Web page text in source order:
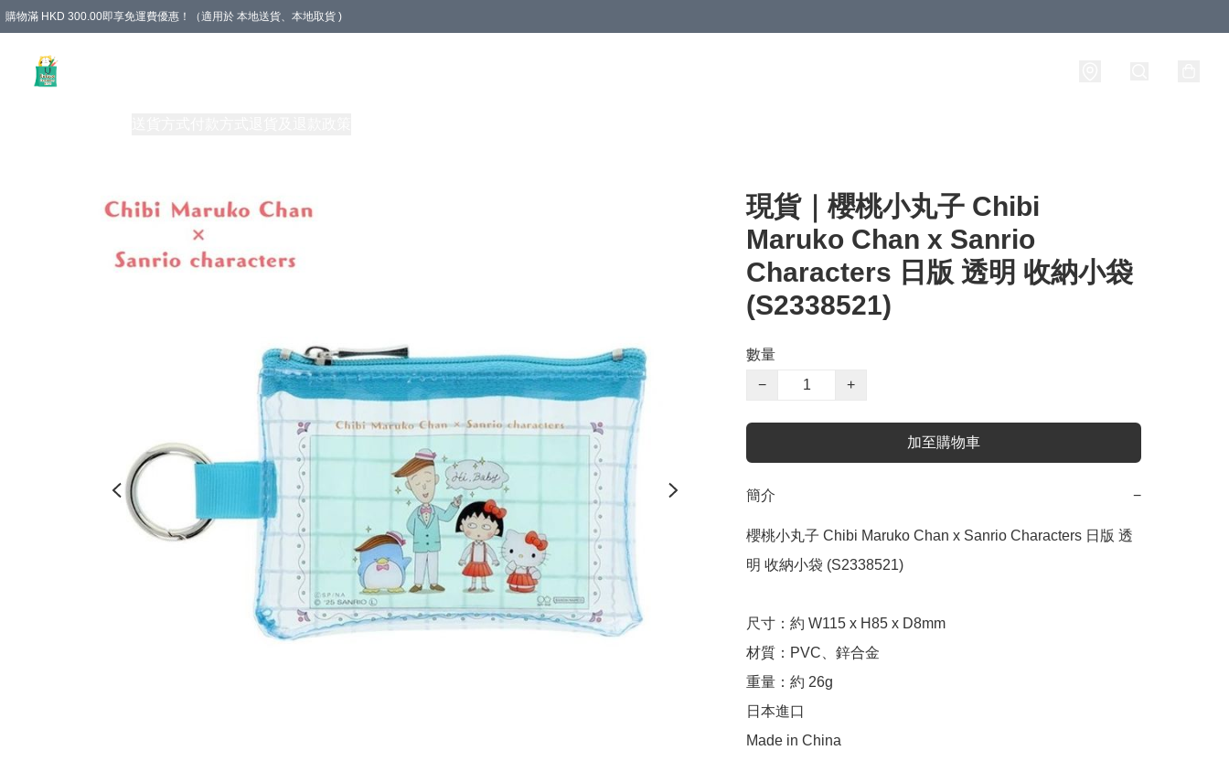
購物滿 HKD 300.00即享免運費優惠！（適用於 本地送貨、本地取貨 )
現貨｜櫻桃小丸子 Chibi
Maruko Chan x Sanrio
Characters 日版 透明 收納小袋
(S2338521)
數量
−
+
加至購物車
簡介 −
櫻桃小丸子 Chibi Maruko Chan x Sanrio Characters 日版 透
明 收納小袋 (S2338521)
尺寸：約 W115 x H85 x D8mm
材質：PVC、鋅合金
重量：約 26g
日本進口
Made in China